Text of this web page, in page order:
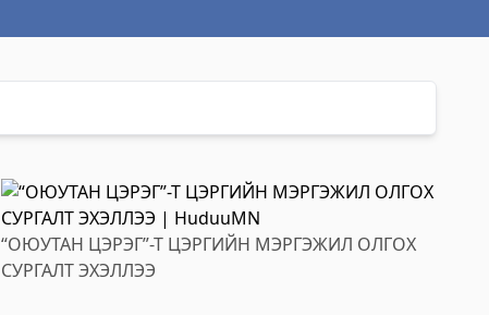
“ОЮУТАН ЦЭРЭГ”-Т ЦЭРГИЙН МЭРГЭЖИЛ ОЛГОХ
СУРГАЛТ ЭХЭЛЛЭЭ